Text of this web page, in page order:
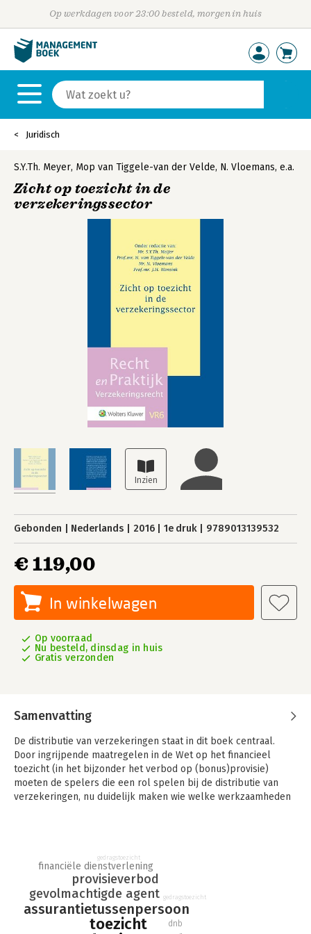
Op werkdagen voor 23:00 besteld, morgen in huis
Juridisch
S.Y.Th. Meyer, Mop van Tiggele-van der Velde, N. Vloemans, e.a.
Zicht op toezicht in de
verzekeringssector
Gebonden Nederlands 2016 1e druk 9789013139532
€ 119,00
In winkelwagen
Op voorraad
Nu besteld, dinsdag in huis
Gratis verzonden
Samenvatting
De distributie van verzekeringen staat in dit boek centraal.
Door ingrijpende maatregelen in de Wet op het financieel
toezicht (in het bijzonder het verbod op (bonus)provisie)
moeten de spelers die een rol spelen bij de distributie van
verzekeringen, nu duidelijk maken wie welke werkzaamheden
van de rollen van de verschillende spelers op het veld van
distributie en doet dit zowel vanuit het publiekrecht (de Wet
op het financieel toezicht) als het privaatrecht (het Burgerlijk
Wetboek). Aan de orde komen de begrippen 'aanbieden',
'adviseren' en 'bemiddelen' en rolbeschrijvingen van de
verzekeraar als direct writer, de gevolmachtigde agent, de
toezicht
assurantietussenpersoon
gevolmachtigde agent
provisieverbod
financiële dienstverlening
dnb
gedragstoezicht
gedragstoezicht